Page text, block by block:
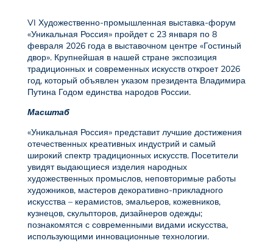
VI Художественно-промышленная выставка-форум
«Уникальная Россия» пройдет с 23 января по 8
февраля 2026 года в выставочном центре «Гостиный
двор». Крупнейшая в нашей стране экспозиция
традиционных и современных искусств откроет 2026
год, который объявлен указом президента Владимира
Путина Годом единства народов России.
Масштаб
«Уникальная Россия» представит лучшие достижения
отечественных креативных индустрий и самый
широкий спектр традиционных искусств. Посетители
увидят выдающиеся изделия народных
художественных промыслов, неповторимые работы
художников, мастеров декоративно-прикладного
искусства – керамистов, эмальеров, кожевников,
кузнецов, скульпторов, дизайнеров одежды;
познакомятся с современными видами искусства,
использующими инновационные технологии.